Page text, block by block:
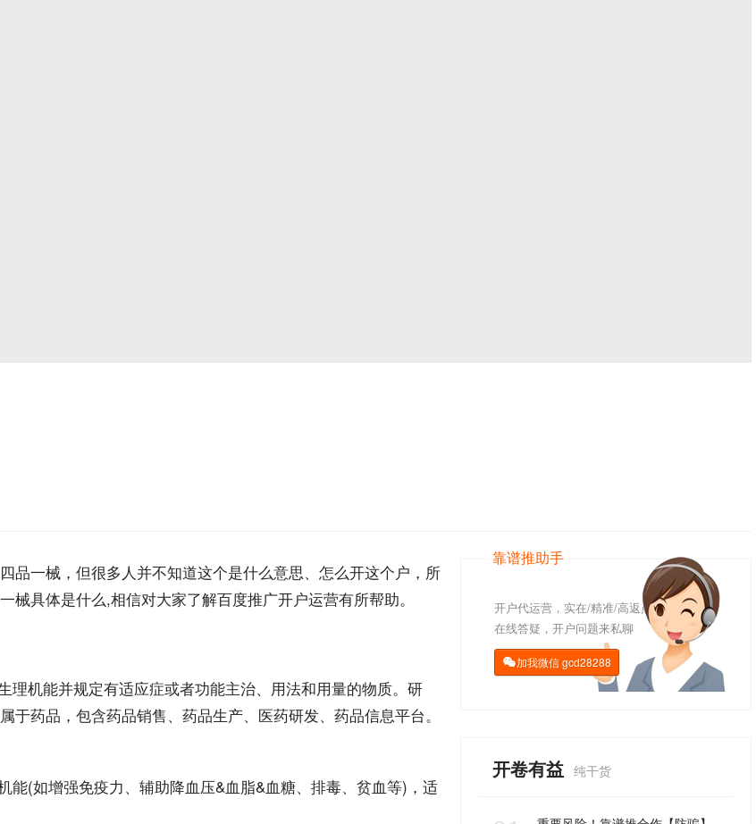
四品一械，但很多人并不知道这个是什么意思、怎么开这个户，所
械具体是什么,相信对大家了解百度推广开户运营有所帮助。
理机能并规定有适应症或者功能主治、用法和用量的物质。研
于药品，包含药品销售、药品生产、医药研发、药品信息平台。
能(如增强免疫力、辅助降血压&血脂&血糖、排毒、贫血等)，适
靠谱推助手
开户代运营，实在/精准/高返点
在线答疑，开户问题来私聊
加我微信gcd28288
开卷有益 纯干货